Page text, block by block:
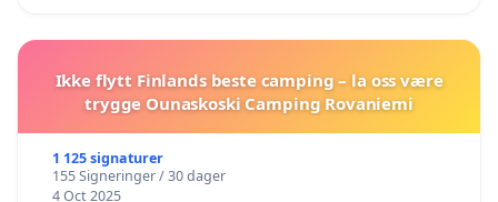
Ikke flytt Finlands beste camping – la oss være
trygge Ounaskoski Camping Rovaniemi
1 125 signaturer
155 Signeringer / 30 dager
4 Oct 2025